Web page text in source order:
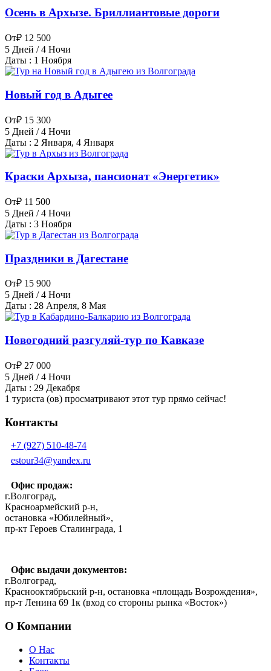
Осень в Архызе. Бриллиантовые дороги
От₽ 12 500
5 Дней / 4 Ночи
Даты : 1 Ноября
Новый год в Адыгее
От₽ 15 300
5 Дней / 4 Ночи
Даты : 2 Января, 4 Января
Краски Архыза, пансионат «Энергетик»
От₽ 11 500
5 Дней / 4 Ночи
Даты : 3 Ноября
Праздники в Дагестане
От₽ 15 900
5 Дней / 4 Ночи
Даты : 28 Апреля, 8 Мая
Новогодний разгуляй-тур по Кавказе
От₽ 27 000
5 Дней / 4 Ночи
Даты : 29 Декабря
1 туриста (ов) просматривают этот тур прямо сейчас!
Контакты
+7 (927) 510-48-74
estour34@yandex.ru
Офис продаж:
г.Волгоград,
Красноармейский р-н,
остановка «Юбилейный»,
пр-кт Героев Сталинграда, 1
Офис выдачи документов:
г.Волгоград,
Краснооктябрьский р-н, остановка «площадь Возрождения»,
пр-т Ленина 69 1к (вход со стороны рынка «Восток»)
О Компании
О Нас
Контакты